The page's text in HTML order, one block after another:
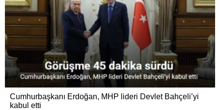
Cumhurbaşkanı Erdoğan, MHP lideri Devlet Bahçeli’yi
kabul etti